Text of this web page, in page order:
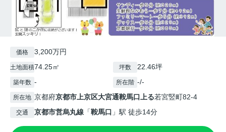
価格 3,200万円
土地面積74.25㎡ 坪数 22.46坪
築年数 - 所在階 -/-
所在地 京都府京都市上京区大宮通鞍馬口上る若宮竪町82-4
交通 京都市営烏丸線 「鞍馬口 」駅 徒歩14分